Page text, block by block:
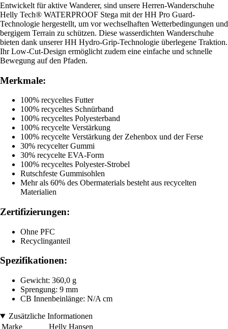
Entwickelt für aktive Wanderer, sind unsere Herren-Wanderschuhe
Helly Tech® WATERPROOF Stega mit der HH Pro Guard-
Technologie hergestellt, um vor wechselhaften Wetterbedingungen und
bergigem Terrain zu schützen. Diese wasserdichten Wanderschuhe
bieten dank unserer HH Hydro-Grip-Technologie überlegene Traktion.
Ihr Low-Cut-Design ermöglicht zudem eine einfache und schnelle
Bewegung auf den Pfaden.
Merkmale:
100% recyceltes Futter
100% recyceltes Schnürband
100% recyceltes Polyesterband
100% recycelte Verstärkung
100% recycelte Verstärkung der Zehenbox und der Ferse
30% recycelter Gummi
30% recycelte EVA-Form
100% recyceltes Polyester-Strobel
Rutschfeste Gummisohlen
Mehr als 60% des Obermaterials besteht aus recycelten
Materialien
Zertifizierungen:
Ohne PFC
Recyclinganteil
Spezifikationen:
Gewicht: 360,0 g
Sprengung: 9 mm
CB Innenbeinlänge: N/A cm
Zusätzliche Informationen
Marke
Helly Hansen